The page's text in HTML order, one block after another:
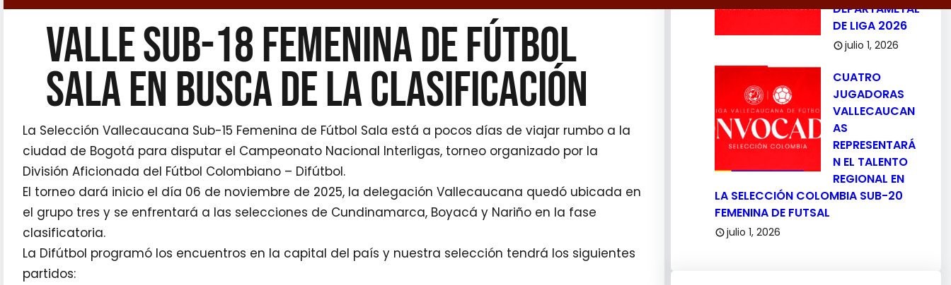
VALLE SUB-18 FEMENINA DE FÚTBOL
SALA EN BUSCA DE LA CLASIFICACIÓN
La Selección Vallecaucana Sub-15 Femenina de Fútbol Sala está a pocos días de viajar rumbo a la
ciudad de Bogotá para disputar el Campeonato Nacional Interligas, torneo organizado por la
División Aficionada del Fútbol Colombiano – Difútbol.
El torneo dará inicio el día 06 de noviembre de 2025, la delegación Vallecaucana quedó ubicada en
el grupo tres y se enfrentará a las selecciones de Cundinamarca, Boyacá y Nariño en la fase
clasificatoria.
La Difútbol programó los encuentros en la capital del país y nuestra selección tendrá los siguientes
partidos:
DEPARTAMETAL
DE LIGA 2026
julio 1, 2026
CUATRO
JUGADORAS
VALLECAUCAN
AS
REPRESENTARÁ
N EL TALENTO
REGIONAL EN
LA SELECCIÓN COLOMBIA SUB-20
FEMENINA DE FUTSAL
julio 1, 2026